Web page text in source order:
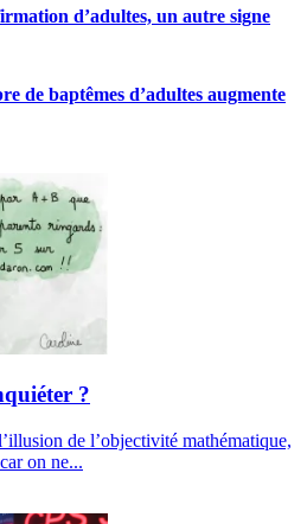
d’adultes, un autre signe
de baptêmes d’adultes augmente
?
de l’objectivité mathématique,
on ne...